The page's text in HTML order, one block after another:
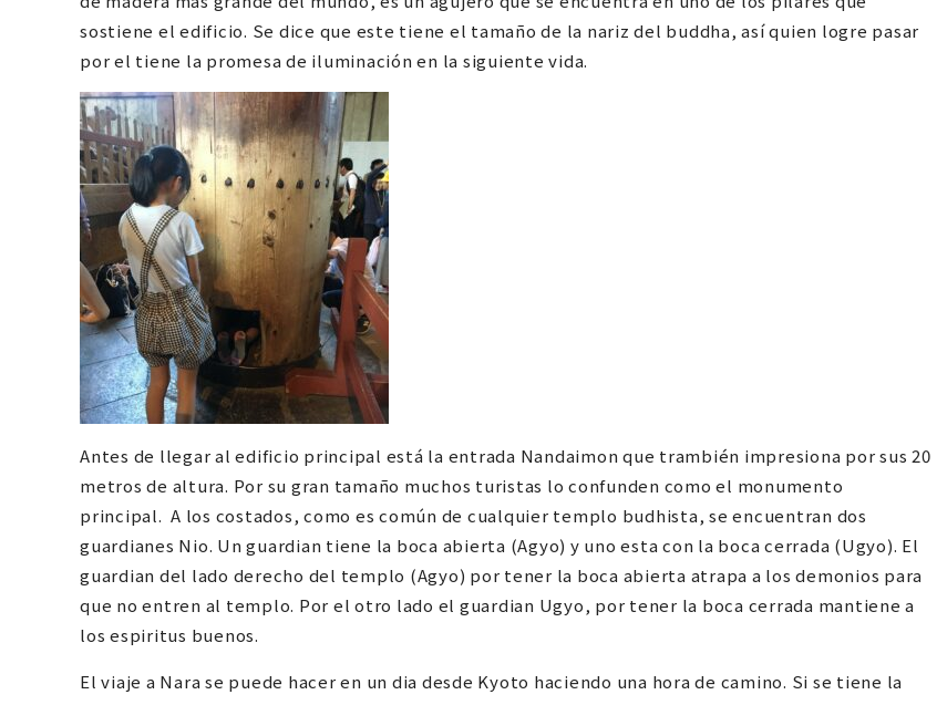
sostiene el edificio. Se dice que este tiene el tamaño de la nariz del buddha, así quien logre pasar
por el tiene la promesa de iluminación en la siguiente vida.
Antes de llegar al edificio principal está la entrada Nandaimon que trambién impresiona por sus 20
metros de altura. Por su gran tamaño muchos turistas lo confunden como el monumento
principal. A los costados, como es común de cualquier templo budhista, se encuentran dos
guardianes Nio. Un guardian tiene la boca abierta (Agyo) y uno esta con la boca cerrada (Ugyo). El
guardian del lado derecho del templo (Agyo) por tener la boca abierta atrapa a los demonios para
que no entren al templo. Por el otro lado el guardian Ugyo, por tener la boca cerrada mantiene a
los espiritus buenos.
El viaje a Nara se puede hacer en un dia desde Kyoto haciendo una hora de camino. Si se tiene la